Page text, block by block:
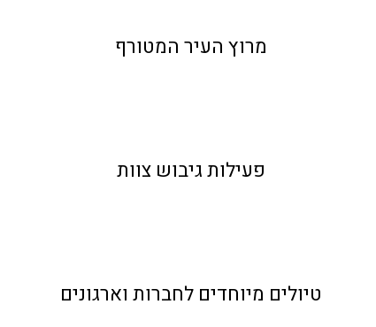
מרוץ העיר המטורף
פעילות גיבוש צוות
טיולים מיוחדים לחברות וארגונים